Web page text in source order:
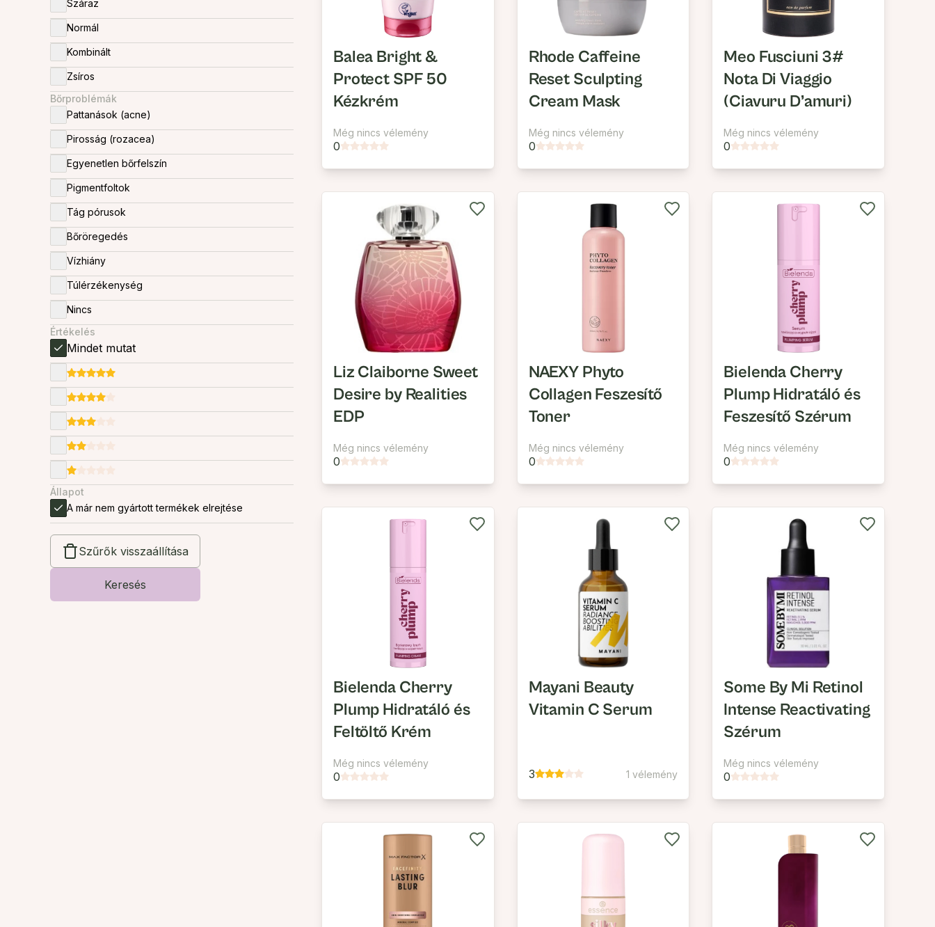
Szolárium krémek
Patikai gyógykrémek, termékek
Szépítő eszközök
Törlőkendők
Esztétikai-bőrgyógyászati kezelések
Száraz
Normál
Kombinált
Zsíros
Bőrproblémák
Pattanások (acne)
Pirosság (rozacea)
Egyenetlen bőrfelszín
Pigmentfoltok
Tág pórusok
Bőröregedés
Vízhiány
Túlérzékenység
Nincs
Értékelés
Mindet mutat
Állapot
A már nem gyártott termékek elrejtése
Szűrők visszaállítása
Keresés
Balea Bright &
Protect SPF 50
Kézkrém
0
Még nincs vélemény
Rhode Caffeine
Reset Sculpting
Cream Mask
0
Még nincs vélemény
Meo Fusciuni 3#
Nota Di Viaggio
(Ciavuru D’amuri)
0
Még nincs vélemény
Liz Claiborne Sweet
Desire by Realities
EDP
0
Még nincs vélemény
NAEXY Phyto
Collagen Feszesítő
Toner
0
Még nincs vélemény
Bielenda Cherry
Plump Hidratáló és
Feszesítő Szérum
0
Még nincs vélemény
Bielenda Cherry
Plump Hidratáló és
Feltöltő Krém
0
Még nincs vélemény
Mayani Beauty
Vitamin C Serum
3 1 vélemény
Some By Mi Retinol
Intense Reactivating
Szérum
0
Még nincs vélemény